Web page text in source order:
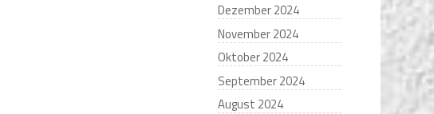
Dezember 2024
November 2024
Oktober 2024
September 2024
August 2024